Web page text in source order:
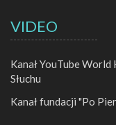
VIDEO
Kanał YouTube
Słuchu
Kanał fundacji "Po